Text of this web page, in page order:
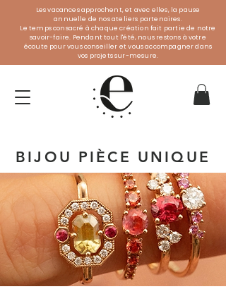
Les vacances approchent, et avec elles, la pause
annuelle de nos ateliers partenaires.
Le temps consacré à chaque création fait partie de notre
savoir-faire. Pendant tout l'été, nous restons à votre
écoute pour vous conseiller et vous accompagner dans
vos projets sur-mesure.
BIJOU PIÈCE UNIQUE